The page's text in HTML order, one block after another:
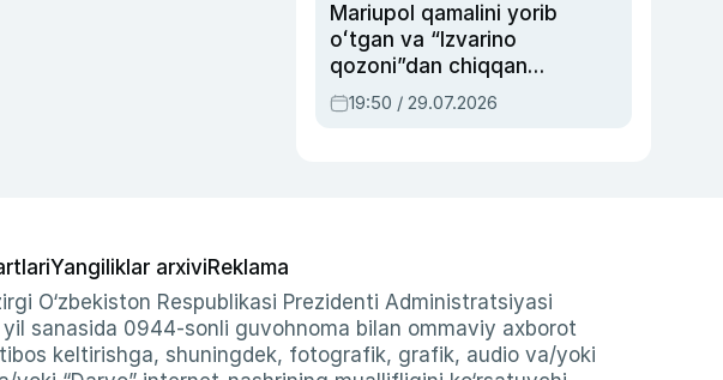
Mariupol qamalini yorib
oʻtgan va “Izvarino
qozoni”dan chiqqan
qahramon — Ukraina
armiyasi bosh
19:50 / 29.07.2026
Yangiliklar arxiviReklama
O‘zbekiston Respublikasi Prezidenti Administratsiyasi
sanasida 0944-sonli guvohnoma bilan ommaviy axborot
keltirishga, shuningdek, fotografik, grafik, audio va/yoki